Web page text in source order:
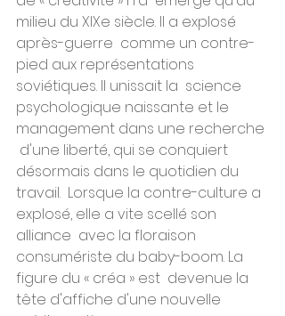
milieu du XIXe siècle. Il a explosé
après-guerre  comme un contre-
pied aux représentations
soviétiques. Il unissait la  science
psychologique naissante et le
management dans une recherche
d'une liberté, qui se conquiert
désormais dans le quotidien du
travail.  Lorsque la contre-culture a
explosé, elle a vite scellé son
alliance  avec la floraison
consumériste du baby-boom. La
figure du « créa » est  devenue la
tête d'affiche d'une nouvelle